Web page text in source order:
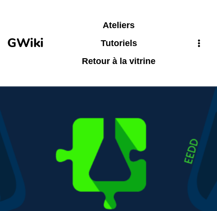
GWiki
Ateliers
Tutoriels
Retour à la vitrine